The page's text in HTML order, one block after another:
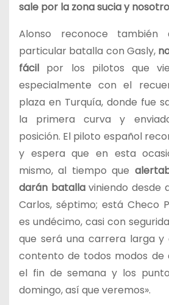
sale por la zona sucia y
Alonso reconoce
particular batalla con Gasly,
fácil por los pilotos que
especialmente con el
plaza en Turquía, donde fue
la primera curva y
posición. El piloto español
y espera que en esta
mismo, al tiempo que
darán batallaviniendo desde
Carlos, séptimo; está Checo
es undécimo, casi con
que será una carrera larga y
contento de todos modos de
el fin de semana y los
domingo, así que veremos».